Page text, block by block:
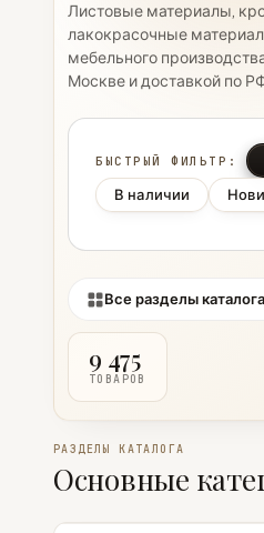
Листовые материалы,
лакокрасочные
мебельного
Москве и доставкой по
Все разделы каталога
9 475
ТОВАРОВ
БЫСТРЫЙ ФИЛЬТР:
В наличии
РАЗДЕЛЫ КАТАЛОГА
Основные